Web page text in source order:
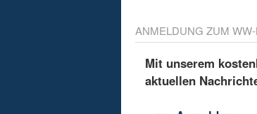
ANMELDUNG ZUM
Mit unserem
aktuellen